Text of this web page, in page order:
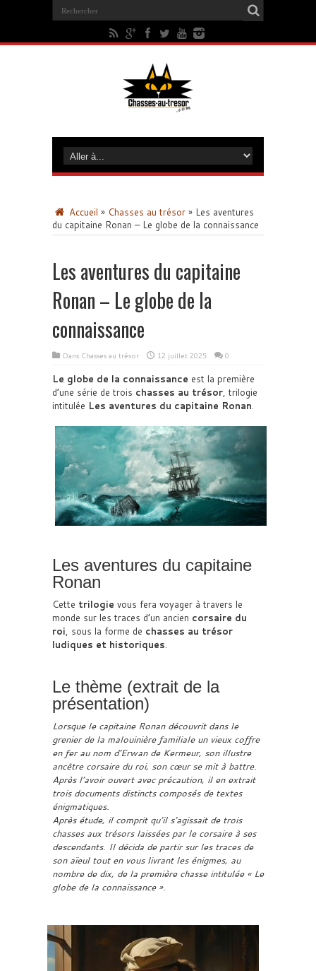
Accueil » Chasses au trésor » Les aventures
du capitaine Ronan – Le globe de la connaissance
Les aventures du capitaine
Ronan – Le globe de la
connaissance
Dans Chasses au trésor 12 juillet 2025 0
Le globe de la connaissance est la première
d’une série de trois chasses au trésor, trilogie
intitulée Les aventures du capitaine Ronan.
Les aventures du capitaine
Ronan
Cette trilogie vous fera voyager à travers le
monde sur les traces d’un ancien corsaire du
roi, sous la forme de chasses au trésor
ludiques et historiques.
Le thème (extrait de la
présentation)
Lorsque le capitaine Ronan découvrit dans le
grenier de la malouinière familiale un vieux coffre
en fer au nom d’Erwan de Kermeur, son illustre
ancêtre corsaire du roi, son cœur se mit à battre.
Après l’avoir ouvert avec précaution, il en extrait
trois documents distincts composés de textes
énigmatiques.
Après étude, il comprit qu’il s’agissait de trois
chasses aux trésors laissées par le corsaire à ses
descendants. Il décida de partir sur les traces de
son aïeul tout en vous livrant les énigmes, au
nombre de dix, de la première chasse intitulée « Le
globe de la connaissance ».